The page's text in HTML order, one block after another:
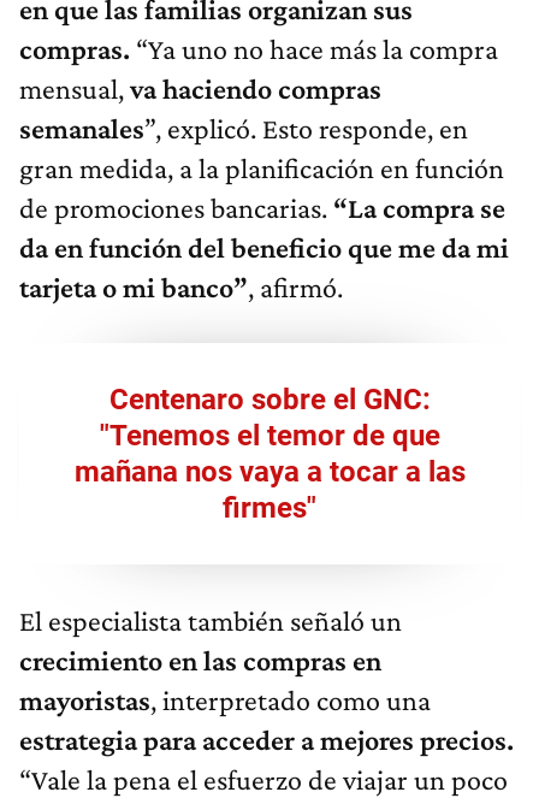
en que las familias organizan sus
compras. “Ya uno no hace más la compra
mensual,va haciendo compras
semanales”, explicó. Esto responde, en
gran medida, a la planificación en función
de promociones bancarias. “La compra se
da en función del beneficio que me da mi
tarjeta o mi banco”, afirmó.
Centenaro sobre el GNC:
"Tenemos el temor de que
mañana nos vaya a tocar a las
firmes"
El especialista también señaló un
crecimiento en las compras en
mayoristas, interpretado como una
estrategia para acceder a mejores precios.
“Vale la pena el esfuerzo de viajar un poco